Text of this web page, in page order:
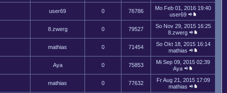
user69 0 76786
Mo Feb 01, 2016 19:40
user69
8.zwerg 0 79527
So Nov 29, 2015 16:25
8.zwerg
mathias 0 71454
So Okt 18, 2015 16:14
mathias
Aya 0 75853
Mi Sep 09, 2015 02:39
Aya
mathias 0 77632
Fr Aug 21, 2015 17:09
mathias